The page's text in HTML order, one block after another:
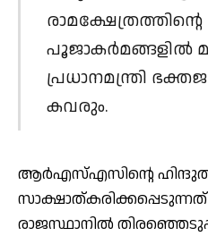
പൂജാകര്‍മങ്ങളില്‍
പ്രധാനമന്ത്രി
കവരും.
ആര്‍എസ്എസിന്റെ ഹിന്ദുത്വ
രാജസ്ഥാനില്‍